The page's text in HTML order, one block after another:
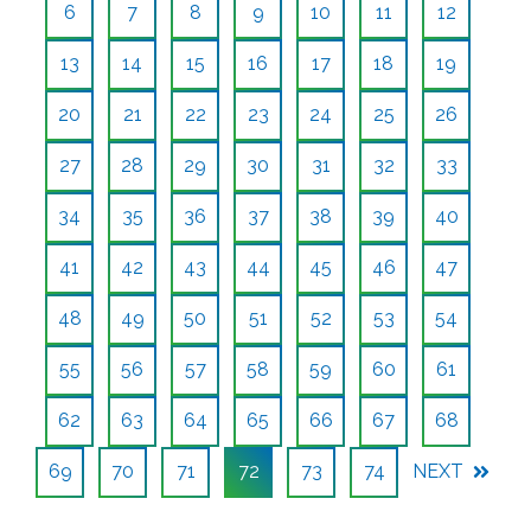
6 7 8 9 10 11 12
13 14 15 16 17 18 19
20 21 22 23 24 25 26
27 28 29 30 31 32 33
34 35 36 37 38 39 40
41 42 43 44 45 46 47
48 49 50 51 52 53 54
55 56 57 58 59 60 61
62 63 64 65 66 67 68
69 70 71 72 73 74 NEXT